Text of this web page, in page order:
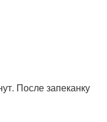
После запеканку